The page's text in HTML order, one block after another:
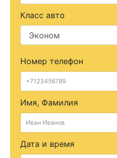
Класс авто
Номер телефон
Имя, Фамилия
Дата и время